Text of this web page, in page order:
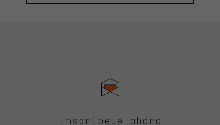
Inscríbete ahora